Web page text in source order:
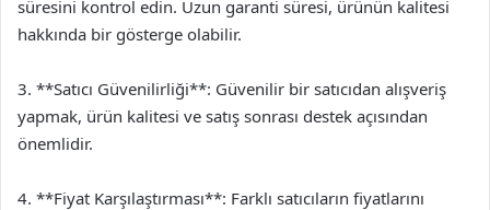
süresini kontrol edin. Uzun garanti süresi, ürünün kalitesi
hakkında bir gösterge olabilir.
3. **Satıcı Güvenilirliği**: Güvenilir bir satıcıdan alışveriş
yapmak, ürün kalitesi ve satış sonrası destek açısından
önemlidir.
4. **Fiyat Karşılaştırması**: Farklı satıcıların fiyatlarını